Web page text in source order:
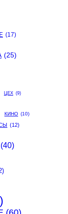
(17)
(25)
ЦЕХ (9)
КИНО (10)
(12)
(40)